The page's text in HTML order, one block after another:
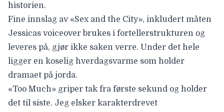
historien.
Fine innslag av «Sex and the City», inkludert måten
Jessicas voiceover brukes i fortellerstrukturen og
leveres på, gjør ikke saken verre. Under det hele
ligger en koselig hverdagsvarme som holder
dramaet på jorda.
«Too Much» griper tak fra første sekund og holder
det til siste. Jeg elsker karakterdrevet